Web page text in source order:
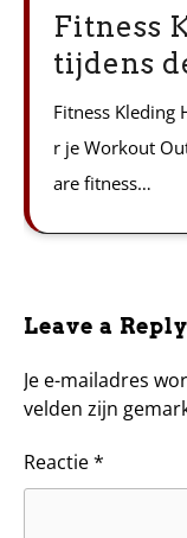
Fitness
tijdens
Fitness Kleding
r je Workout
are fitness…
Leave a Reply
Je e-mailadres
velden zijn
Reactie*